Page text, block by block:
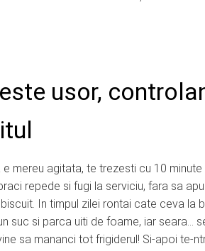
usor,
e mereu agitata, te trezesti cu 10 minute
repede si fugi la serviciu, fara sa
In timpul zilei rontai cate ceva la
suc si parca uiti de foame, iar seara…
sa mananci tot frigiderul! Si-apoi te-